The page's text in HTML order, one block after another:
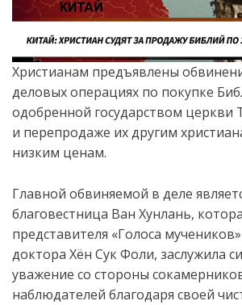
Христианам предъявлены
деловых операциях по покупке
одобренной государством церкви
и перепродаже их другим
низким ценам.
Главной обвиняемой в деле
благовестница Ван Хунлань,
представителя «Голоса
доктора Хён Сук Фоли, заслужила
уважение со стороны
наблюдателей благодаря своей